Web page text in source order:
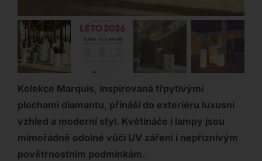
Kolekce Marquis, inspirovaná třpytivými
plochami diamantu, přináší do exteriéru luxusní
vzhled a moderní styl. Květináče i lampy jsou
mimořádně odolné vůči UV záření i nepříznivým
povětrnostním podmínkám.